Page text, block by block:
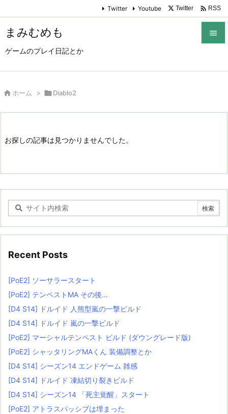
まみむめも
ゲームのプレイ日記とか

Twitter Youtube Twitter  RSS
 ホーム > Diablo2
お探しの記事は見つかりませんでした。
Recent Posts
[PoE2] ソーサラースタート
[PoE2] テンペストMA その後…
[D4 S14] ドルイド 人熊型嵐の一撃ビルド
[D4 S14] ドルイド 嵐の一撃ビルド
[PoE2] マーシャルテンペスト ビルド (ダウングレード版)
[PoE2] シャッタリングMAくん 装備調整とか
[D4 S14] シーズン14 エンドゲーム 雑感
[D4 S14] ドルイド 凍結切り裂きビルド
[D4 S14] シーズン14 「死主覚醒」スタート
[PoE2] アトラスパッシブは埋まった